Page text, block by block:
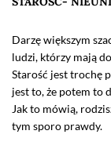
Darzę większym
ludzi, którzy mają
Starość jest trochę
jest to, że potem to
Jak to mówią,
tym sporo prawdy.